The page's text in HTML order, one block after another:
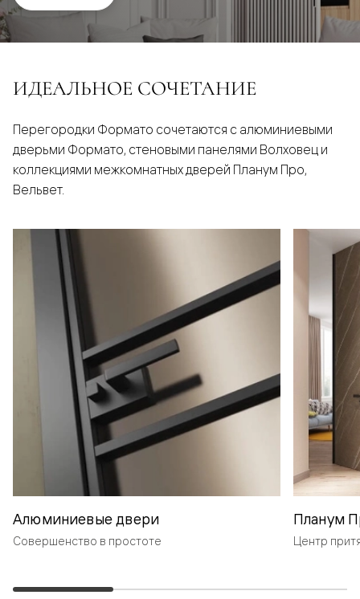
ИДЕАЛЬНОЕ СОЧЕТАНИЕ
Перегородки Формато сочетаются с алюминиевыми
дверьми Формато, стеновыми панелями Волховец и
коллекциями межкомнатных дверей Планум Про,
Вельвет.
Алюминиевые двери
Совершенство в простоте
Планум
Центр